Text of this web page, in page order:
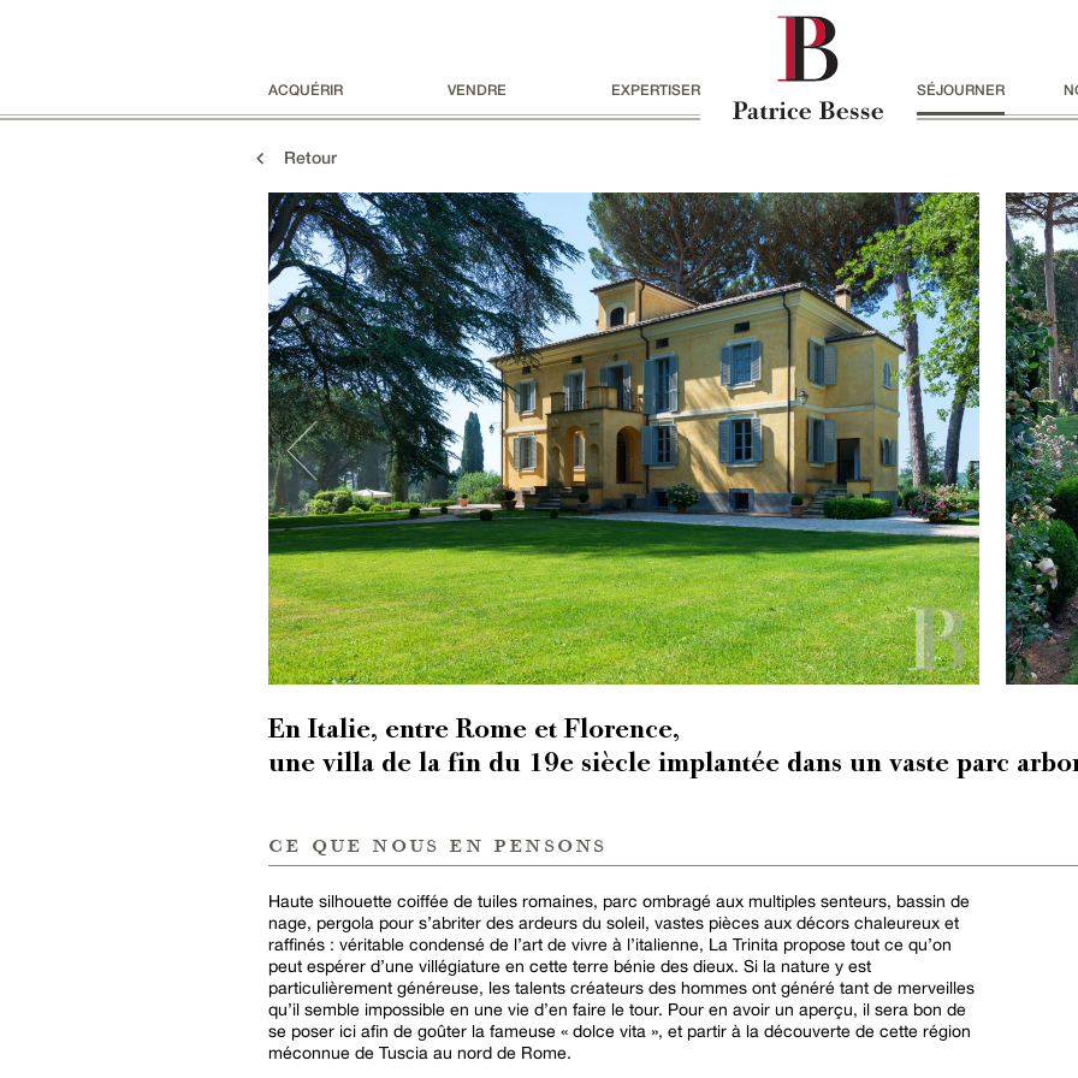
ACQUÉRIR VENDRE EXPERTISER SÉJOURNER
Retour
En Italie, entre Rome et Florence,
une villa de la fin du 19e siècle implantée dans un vaste parc
ce que nous en pensons
Haute silhouette coiffée de tuiles romaines, parc ombragé aux multiples senteurs, bassin de
nage, pergola pour s’abriter des ardeurs du soleil, vastes pièces aux décors chaleureux et
raffinés : véritable condensé de l’art de vivre à l’italienne, La Trinita propose tout ce qu’on
peut espérer d’une villégiature en cette terre bénie des dieux. Si la nature y est
particulièrement généreuse, les talents créateurs des hommes ont généré tant de merveilles
qu’il semble impossible en une vie d’en faire le tour. Pour en avoir un aperçu, il sera bon de
se poser ici afin de goûter la fameuse « dolce vita », et partir à la découverte de cette région
méconnue de Tuscia au nord de Rome.